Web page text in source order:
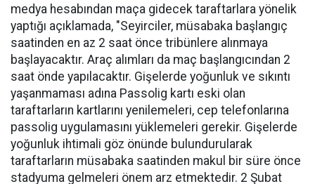
medya hesabından maça gidecek taraftarlara yönelik
yaptığı açıklamada, "Seyirciler, müsabaka başlangıç
saatinden en az 2 saat önce tribünlere alınmaya
başlayacaktır. Araç alımları da maç başlangıcından 2
saat önde yapılacaktır. Gişelerde yoğunluk ve sıkıntı
yaşanmaması adına Passolig kartı eski olan
taraftarların kartlarını yenilemeleri, cep telefonlarına
passolig uygulamasını yüklemeleri gerekir. Gişelerde
yoğunluk ihtimali göz önünde bulundurularak
taraftarların müsabaka saatinden makul bir süre önce
stadyuma gelmeleri önem arz etmektedir. 2 Şubat